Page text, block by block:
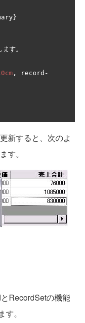
}
す。
, record -
新すると、次のよ
す。
RecordSetの機能
。